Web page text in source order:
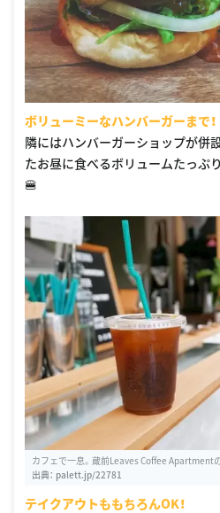
ボリューミーなハンバーガーまで！
隣にはハンバーガーショップが併
たお昼に食べるボリュームたっ
🍔
カフェで一息。蔵前Leaves Coffee Apartment
出典： palett.jp/22781
テイクアウトももちろんOK！